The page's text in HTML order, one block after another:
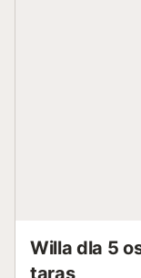
Willa dla 5
taras